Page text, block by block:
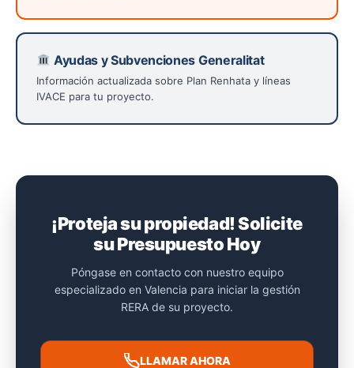
Ayudas y Subvenciones Generalitat
Información actualizada sobre Plan Renhata y líneas
IVACE para tu proyecto.
¡Proteja su propiedad! Solicite
su Presupuesto Hoy
Póngase en contacto con nuestro equipo
especializado en Valencia para iniciar la gestión
RERA de su proyecto.
LLAMAR AHORA